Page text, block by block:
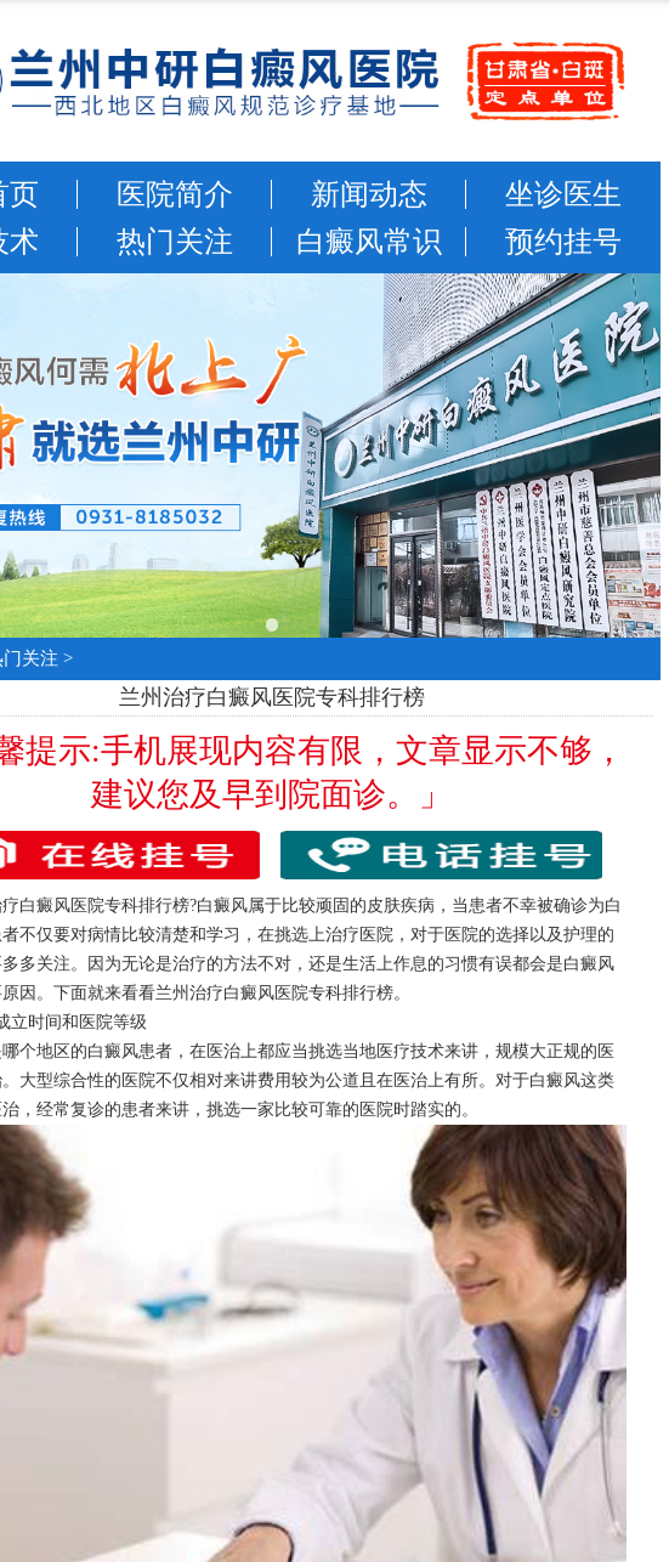
页 医院简介 新闻动态
坐诊医生
术
热门关注 白癜风常识 预约挂号
门关注 >
兰州治疗白癜风医院专科排行榜
提示:手机展现内容有限，文章显示不够，
建议您及早到院面诊。」
癜风医院专科排行榜?白癜风属于比较顽固的皮肤疾病，当患者不幸被确诊为白
不仅要对病情比较清楚和学习，在挑选上治疗医院，对于医院的选择以及护理的
多关注。因为无论是治疗的方法不对，还是生活上作息的习惯有误都会是白癜风
因。下面就来看看兰州治疗白癜风医院专科排行榜。
时间和医院等级
地区的白癜风患者，在医治上都应当挑选当地医疗技术来讲，规模大正规的医
大型综合性的医院不仅相对来讲费用较为公道且在医治上有所。对于白癜风这类
，经常复诊的患者来讲，挑选一家比较可靠的医院时踏实的。